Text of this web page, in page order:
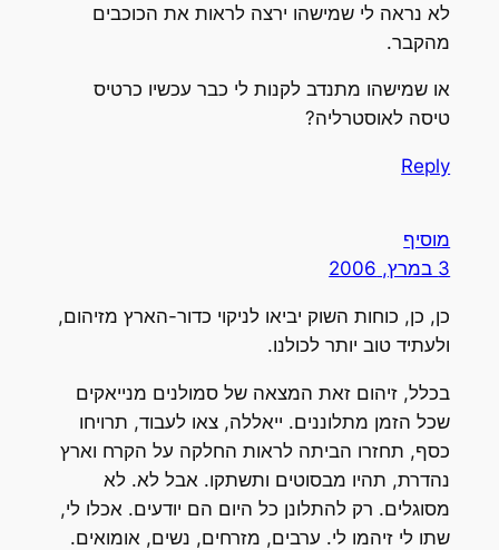
לא נראה לי שמישהו ירצה לראות את הכוכבים
מהקבר.
או שמישהו מתנדב לקנות לי כבר עכשיו כרטיס
טיסה לאוסטרליה?
Reply
מוסיף
3 במרץ, 2006
כן, כן, כוחות השוק יביאו לניקוי כדור-הארץ מזיהום,
ולעתיד טוב יותר לכולנו.
בכלל, זיהום זאת המצאה של סמולנים מנייאקים
שכל הזמן מתלוננים. ייאללה, צאו לעבוד, תרויחו
כסף, תחזרו הביתה לראות החלקה על הקרח וארץ
נהדרת, תהיו מבסוטים ותשתקו. אבל לא. לא
מסוגלים. רק להתלונן כל היום הם יודעים. אכלו לי,
שתו לי זיהמו לי. ערבים, מזרחים, נשים, אומואים.